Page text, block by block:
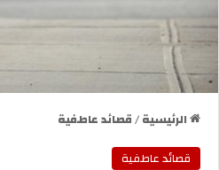
الرئيسية/قصائد عاطفية
قصائد عاطفية